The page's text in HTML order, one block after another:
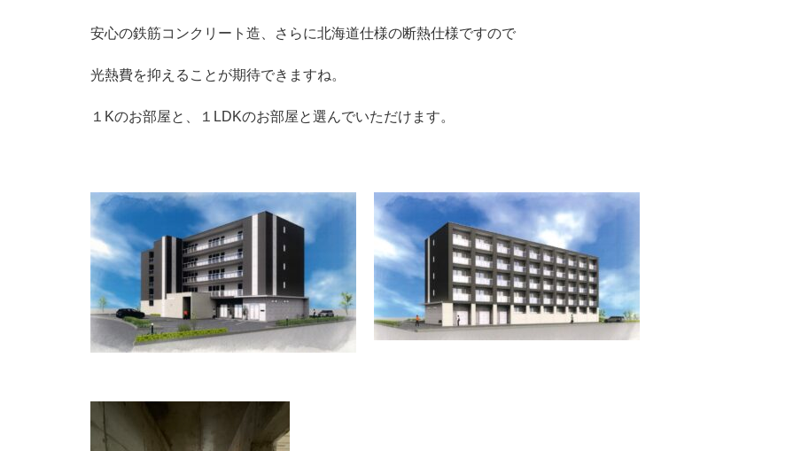
安心の鉄筋コンクリート造、さらに北海道仕様の断熱仕様ですので
光熱費を抑えることが期待できますね。
１Kのお部屋と、１LDKのお部屋と選んでいただけます。